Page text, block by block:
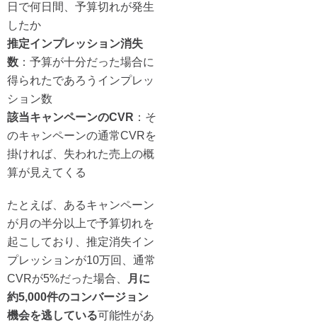
日で何日間、予算切れが発生
したか
推定インプレッション消失
数 ：予算が十分だった場合に
得られたであろうインプレッ
ション数
該当キャンペーンのCVR ：そ
のキャンペーンの通常CVRを
掛ければ、失われた売上の概
算が見えてくる
たとえば、あるキャンペーン
が月の半分以上で予算切れを
起こしており、推定消失イン
プレッションが10万回、通常
CVRが5%だった場合、
月に
約5,000件のコンバージョン
機会を逃している可能性があ